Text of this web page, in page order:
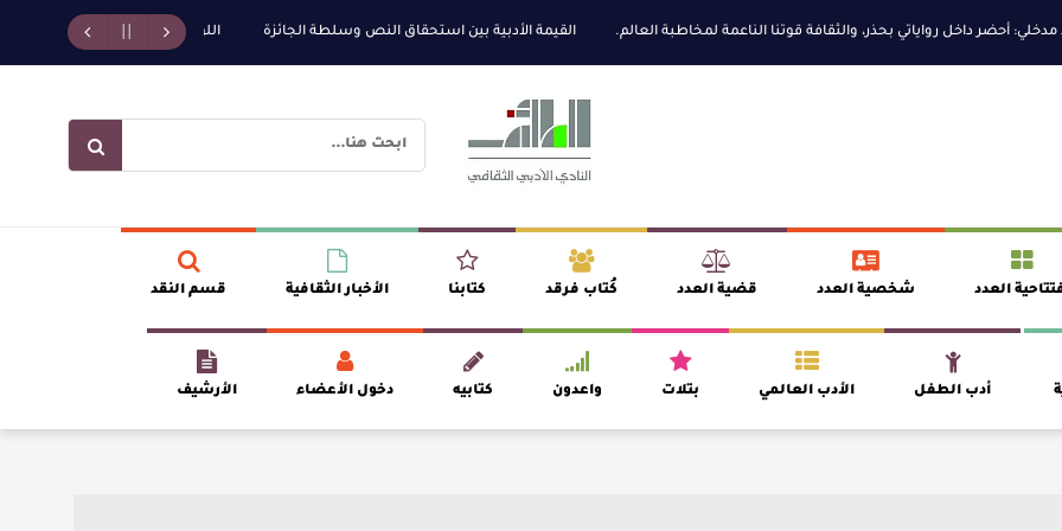
أحضر داخل رواياتي بحذر، والثقافة قوتنا الناعمة لمخاطبة العالم. القيمة الأدبية بين استحقاق النص وسلطة الجائزة اللون الأحمر وشاح سردية الأدب وسر
العدد شخصية العدد قضية العدد كُتاب فرقد كتابنا الأخبار الثقافية قسم النقد
أدب الطفل الأدب العالمي بتلات واعدون كتابيه دخول الأعضاء الأرشيف